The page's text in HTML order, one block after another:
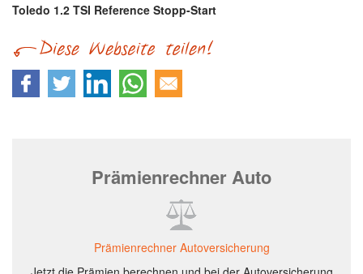
Toledo 1.2 TSI Reference Stopp-Start
Prämienrechner Auto
Prämienrechner Autoversicherung